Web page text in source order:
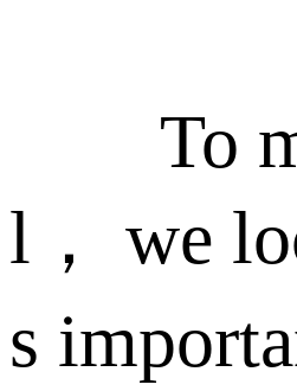
To
l， we
s